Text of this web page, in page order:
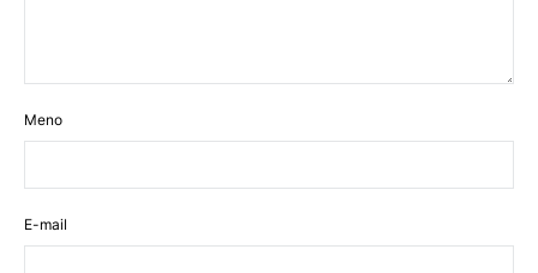
Meno
E-mail